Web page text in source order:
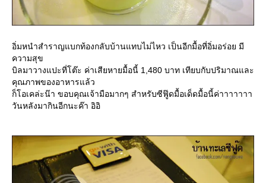
อิ่มหนำสำราญแบกท้องกลับบ้านแทบไม่ไหว เป็นอีกมื้อที่อิ่มอร่อย มี
ความสุข
บิลมาวางแปะที่โต๊ะ ค่าเสียหายมื้อนี้ 1,480 บาท เทียบกับปริมาณและ
คุณภาพของอาหารแล้ว
ก็โอเคล่ะน๊า ขอบคุณเจ้ามือมากๆ สำหรับซีฟู๊ดมื้อเด็ดมื้อนี้ค่าาาาาาา
วันหลังมากินอีกนะค๊า อิอิ